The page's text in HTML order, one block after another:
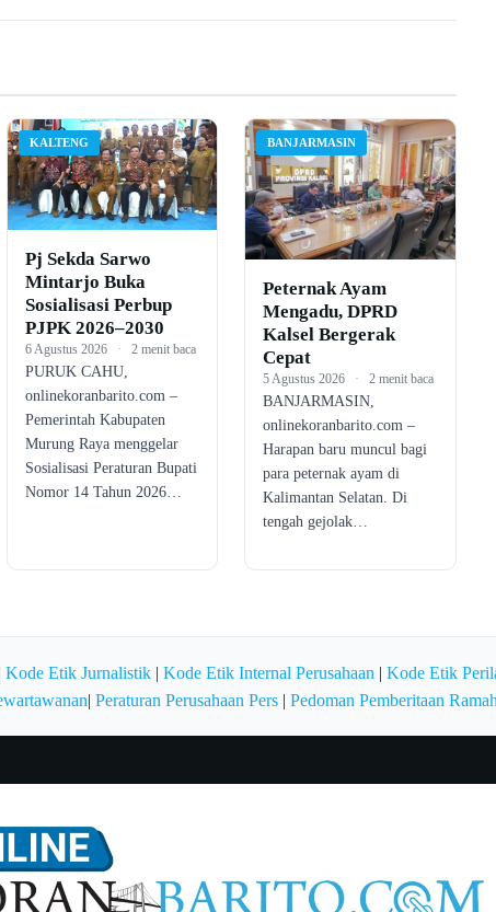
KALTENG
Pj Sekda Sarwo
Mintarjo Buka
Sosialisasi Perbup
PJPK 2026–2030
6 Agustus 2026 · 2 menit baca
PURUK CAHU,
onlinekoranbarito.com –
Pemerintah Kabupaten
Murung Raya menggelar
Sosialisasi Peraturan Bupati
Nomor 14 Tahun 2026…
BANJARMASIN
Peternak Ayam
Mengadu, DPRD
Kalsel Bergerak
Cepat
5 Agustus 2026 · 2 menit baca
BANJARMASIN,
onlinekoranbarito.com –
Harapan baru muncul bagi
para peternak ayam di
Kalimantan Selatan. Di
tengah gejolak…
Kode Etik Jurnalistik | Kode Etik Internal Perusahaan | Kode Etik
| Peraturan Perusahaan Pers| Pedoman Pemberitaan